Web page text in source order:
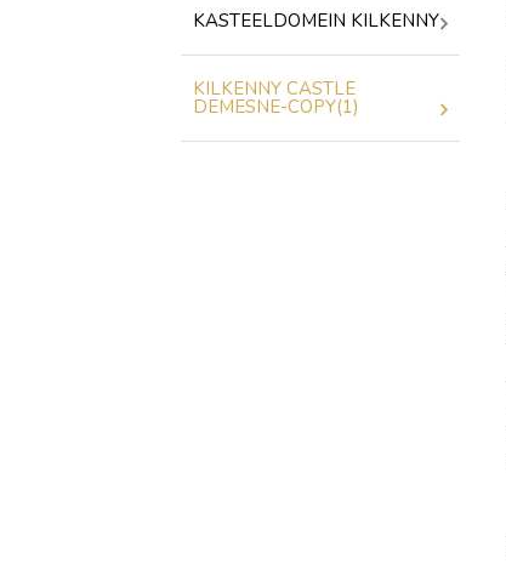
KASTEELDOMEIN KILKENNY
KILKENNY CASTLE
DEMESNE-COPY(1)